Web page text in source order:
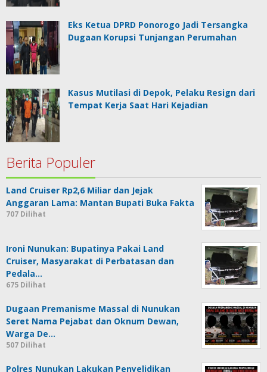
Eks Ketua DPRD Ponorogo Jadi Tersangka
Dugaan Korupsi Tunjangan Perumahan
Kasus Mutilasi di Depok, Pelaku Resign dari
Tempat Kerja Saat Hari Kejadian
Berita Populer
Land Cruiser Rp2,6 Miliar dan Jejak
Anggaran Lama: Mantan Bupati Buka Fakta
707 Dilihat
Ironi Nunukan: Bupatinya Pakai Land
Cruiser, Masyarakat di Perbatasan dan
Pedala…
675 Dilihat
Dugaan Premanisme Massal di Nunukan
Seret Nama Pejabat dan Oknum Dewan,
Warga De…
507 Dilihat
Polres Nunukan Lakukan Penyelidikan